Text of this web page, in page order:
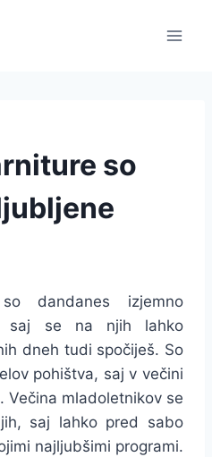
so
dandanes izjemno
saj se na njih lahko
dneh tudi spočiješ. So
pohištva, saj v večini
Večina mladoletnikov se
saj lahko pred sabo
najljubšimi programi.